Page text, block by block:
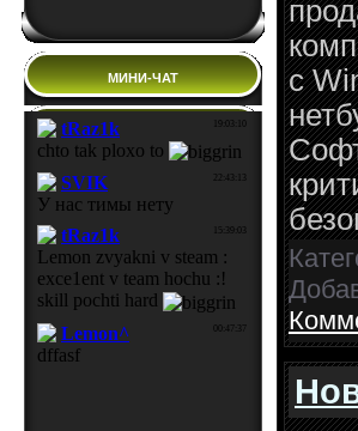
МИНИ-ЧАТ
с